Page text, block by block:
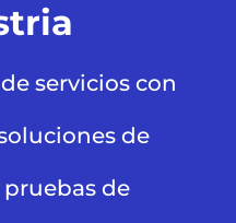
servicios con
de
de